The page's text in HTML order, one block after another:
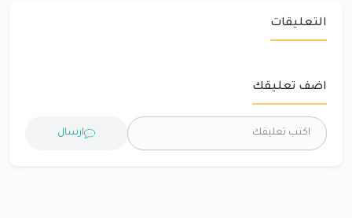
التعليقات
اضف تعليقك
ارسال